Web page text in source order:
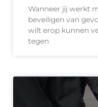
Wanneer jij werkt
beveiligen van
wilt erop kunnen
tegen